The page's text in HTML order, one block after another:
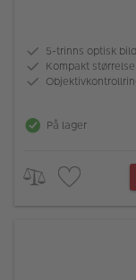
5-trinns optisk
Kompakt størrelse
På lager